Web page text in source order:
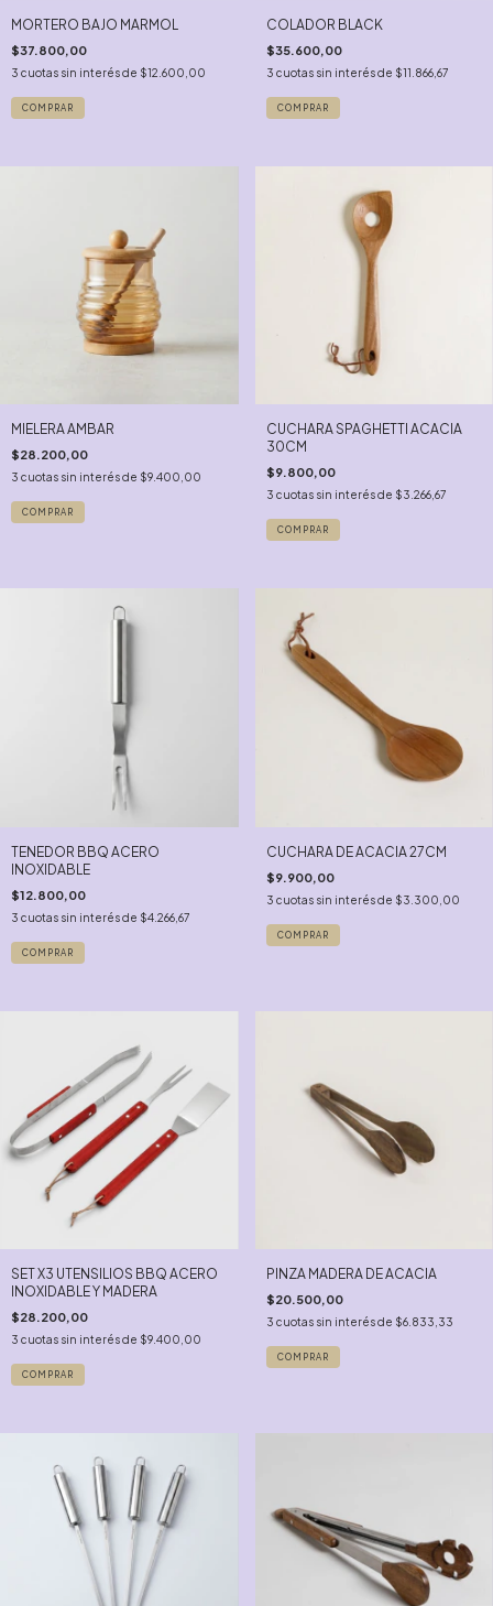
MORTERO BAJO MARMOL
$37.800,00
3 cuotas sin interés de $12.600,00
COLADOR BLACK
$35.600,00
3 cuotas sin interés de $11.866,67
COMPRAR
MIELERA AMBAR
$28.200,00
3 cuotas sin interés de $9.400,00
CUCHARA SPAGHETTI ACACIA
30CM
$9.800,00
3 cuotas sin interés de $3.266,67
TENEDOR BBQ ACERO
INOXIDABLE
$12.800,00
3 cuotas sin interés de $4.266,67
CUCHARA DE ACACIA 27CM
$9.900,00
3 cuotas sin interés de $3.300,00
SET X3 UTENSILIOS BBQ ACERO
INOXIDABLE Y MADERA
$28.200,00
3 cuotas sin interés de $9.400,00
PINZA MADERA DE ACACIA
$20.500,00
3 cuotas sin interés de $6.833,33